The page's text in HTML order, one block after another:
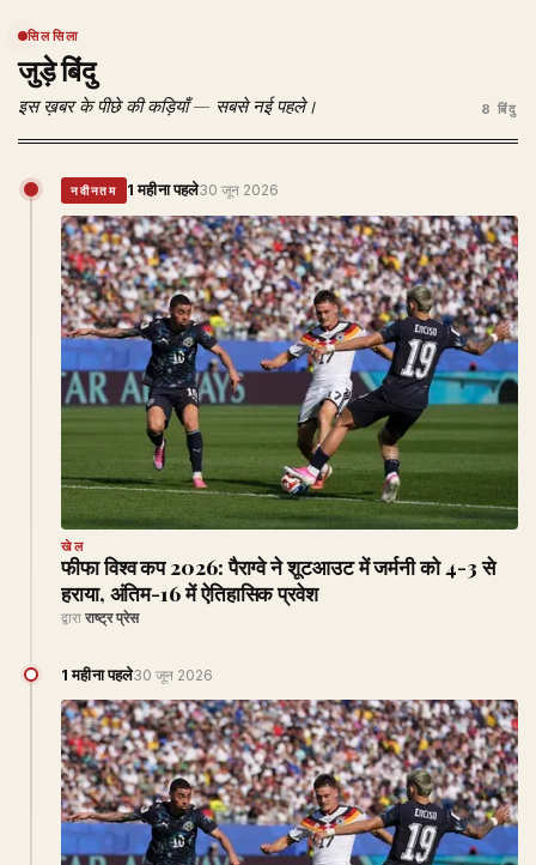
सिलसिला
जुड़े बिंदु
इस ख़बर के पीछे की कड़ियाँ — सबसे नई पहले। 8 बिंदु
नवीनतम 1 महीना पहले30 जून 2026
खेल
फीफा विश्व कप 2026: पैराग्वे ने शूटआउट में जर्मनी को 4-3 से
हराया, अंतिम-16 में ऐतिहासिक प्रवेश
द्वारा राष्ट्र प्रेस
1 महीना पहले30 जून 2026